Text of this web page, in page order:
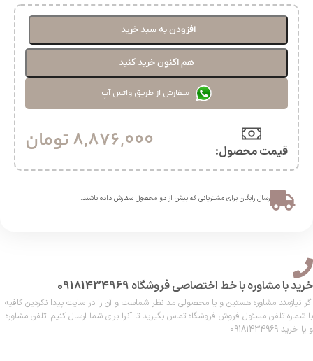
افزودن به سبد خرید
هم اکنون خرید کنید
سفارش از طریق واتس آپ
قیمت محصول:​ 8,876,000تومان
ارسال رایگان برای مشتریانی که بیش از دو محصول سفارش داده باشند.​
خرید با مشاوره با خط اختصاصی فروشگاه 09181434969
اگر نیازمند مشاوره هستین و یا محصولی مد نظر شماست و آن را در سایت پیدا نکردین کافیه
با شماره تلفن مسئول فروش فروشگاه تماس بگیرید تا آنرا برای شما ارسال کنیم. تلفن مشاوره
و یا خرید 09181434969